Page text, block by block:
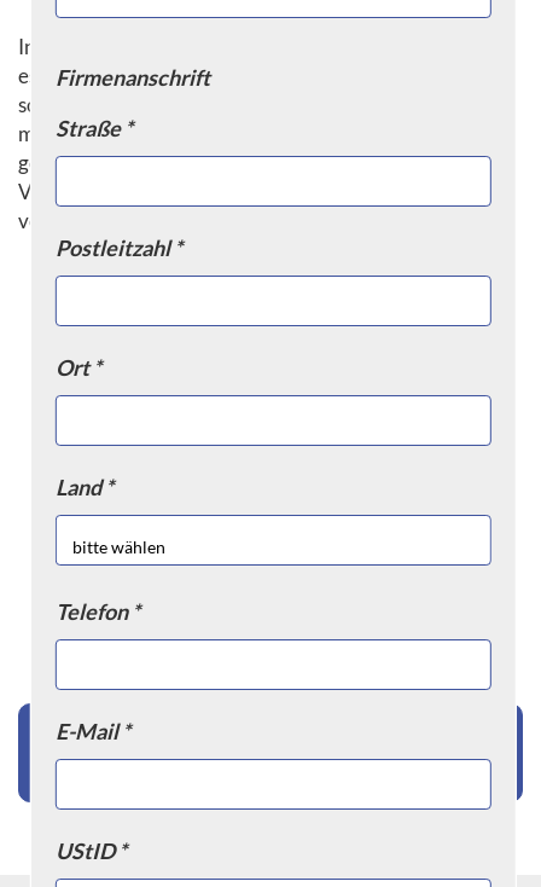
Insgesamt ist die Welle-Nabe-Verbindung eine
essentielle Komponente in der Maschinentechnik, die
sorgfältig ausgewählt, montiert und gewartet werden
muss, um eine reibungslose Funktion der Maschine zu
gewährleisten. Durch die richtige Wahl und Pflege der
Verbindung kann die Lebensdauer der Maschine
verlängert und die Produktivität gesteigert werden.
'Welle-Nabe-Verbindung' Sortiment jetzt
Firmenanschrift
Straße *
Postleitzahl *
Ort *
Land *
Telefon *
E-Mail *
UStID *